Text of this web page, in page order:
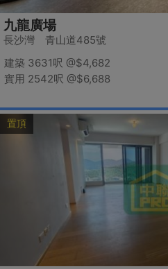
九龍廣場
長沙灣 青山道485號
建築 3631呎 @$4,682
實用 2542呎 @$6,688
置頂